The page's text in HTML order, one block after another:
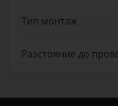
Тип монтаж
Разстояние до